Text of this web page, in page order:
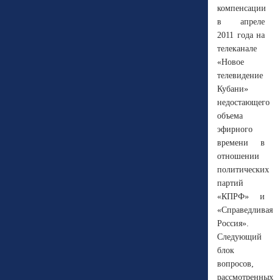
компенсации
в апреле
2011 года на
телеканале
«Новое
телевидение
Кубани»
недостающего
объема
эфирного
времени в
отношении
политических
партий
«КПРФ» и
«Справедливая
Россия».
Следующий
блок
вопросов,
рассмотренных